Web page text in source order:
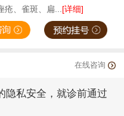
疮、雀斑、扁...[详细]
在线咨询
隐私安全，就诊前通过